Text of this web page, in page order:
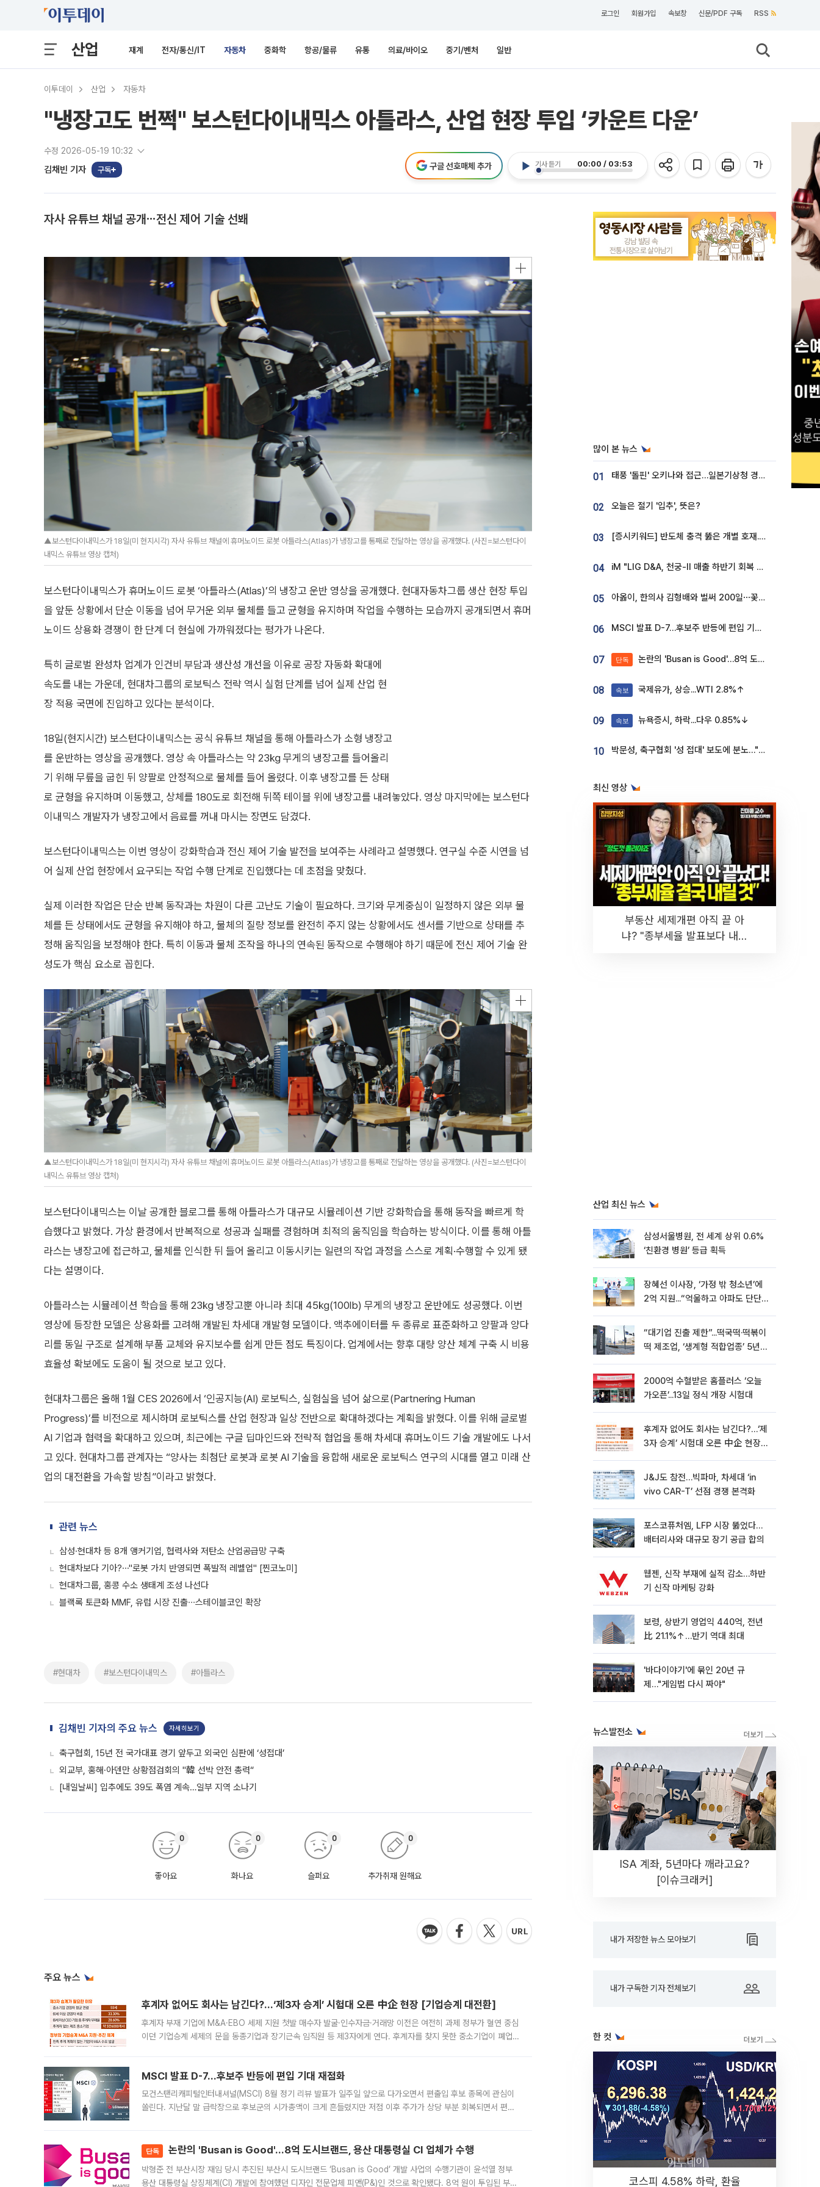
로그인 회원가입 속보창 신문/PDF 구독 RSS
산업 재계 전자/통신/IT 자동차 중화학 항공/물류 유통 의료/바이오 중기/벤처 일반
이투데이 산업 자동차
"냉장고도 번쩍" 보스턴다이내믹스 아틀라스, 산업 현장 투입 ‘카운트 다운’
수정 2026-05-19 10:32
김채빈 기자 구독
기사 듣기 00:00 / 03:53
구글 선호매체 추가
자사 유튜브 채널 공개⋯전신 제어 기술 선봬
▲보스턴다이내믹스가 18일(미 현지시각) 자사 유튜브 채널에 휴머노이드 로봇 아틀라스(Atlas)가 냉장고를 통째로 전달하는 영상을 공개했다. (사진=보스턴다이
내믹스 유튜브 영상 캡처)
보스턴다이내믹스가 휴머노이드 로봇 ‘아틀라스(Atlas)’의 냉장고 운반 영상을 공개했다. 현대자동차그룹 생산 현장 투입
을 앞둔 상황에서 단순 이동을 넘어 무거운 외부 물체를 들고 균형을 유지하며 작업을 수행하는 모습까지 공개되면서 휴머
노이드 상용화 경쟁이 한 단계 더 현실에 가까워졌다는 평가가 나온다.
특히 글로벌 완성차 업계가 인건비 부담과 생산성 개선을 이유로 공장 자동화 확대에
속도를 내는 가운데, 현대차그룹의 로보틱스 전략 역시 실험 단계를 넘어 실제 산업 현
장 적용 국면에 진입하고 있다는 분석이다.
18일(현지시간) 보스턴다이내믹스는 공식 유튜브 채널을 통해 아틀라스가 소형 냉장고
를 운반하는 영상을 공개했다. 영상 속 아틀라스는 약 23㎏ 무게의 냉장고를 들어올리
기 위해 무릎을 굽힌 뒤 양팔로 안정적으로 물체를 들어 올렸다. 이후 냉장고를 든 상태
로 균형을 유지하며 이동했고, 상체를 180도로 회전해 뒤쪽 테이블 위에 냉장고를 내려놓았다. 영상 마지막에는 보스턴다
이내믹스 개발자가 냉장고에서 음료를 꺼내 마시는 장면도 담겼다.
보스턴다이내믹스는 이번 영상이 강화학습과 전신 제어 기술 발전을 보여주는 사례라고 설명했다. 연구실 수준 시연을 넘
어 실제 산업 현장에서 요구되는 작업 수행 단계로 진입했다는 데 초점을 맞췄다.
실제 이러한 작업은 단순 반복 동작과는 차원이 다른 고난도 기술이 필요하다. 크기와 무게중심이 일정하지 않은 외부 물
체를 든 상태에서도 균형을 유지해야 하고, 물체의 질량 정보를 완전히 주지 않는 상황에서도 센서를 기반으로 상태를 추
정해 움직임을 보정해야 한다. 특히 이동과 물체 조작을 하나의 연속된 동작으로 수행해야 하기 때문에 전신 제어 기술 완
성도가 핵심 요소로 꼽힌다.
▲보스턴다이내믹스가 18일(미 현지시각) 자사 유튜브 채널에 휴머노이드 로봇 아틀라스(Atlas)가 냉장고를 통째로 전달하는 영상을 공개했다. (사진=보스턴다이
내믹스 유튜브 영상 캡처)
보스턴다이내믹스는 이날 공개한 블로그를 통해 아틀라스가 대규모 시뮬레이션 기반 강화학습을 통해 동작을 빠르게 학
습했다고 밝혔다. 가상 환경에서 반복적으로 성공과 실패를 경험하며 최적의 움직임을 학습하는 방식이다. 이를 통해 아틀
라스는 냉장고에 접근하고, 물체를 인식한 뒤 들어 올리고 이동시키는 일련의 작업 과정을 스스로 계획·수행할 수 있게 됐
다는 설명이다.
아틀라스는 시뮬레이션 학습을 통해 23㎏ 냉장고뿐 아니라 최대 45㎏(100lb) 무게의 냉장고 운반에도 성공했다. 이번
영상에 등장한 모델은 상용화를 고려해 개발된 차세대 개발형 모델이다. 액추에이터를 두 종류로 표준화하고 양팔과 양다
리를 동일 구조로 설계해 부품 교체와 유지보수를 쉽게 만든 점도 특징이다. 업계에서는 향후 대량 양산 체계 구축 시 비용
효율성 확보에도 도움이 될 것으로 보고 있다.
현대차그룹은 올해 1월 CES 2026에서 ‘인공지능(AI) 로보틱스, 실험실을 넘어 삶으로(Partnering Human
Progress)’를 비전으로 제시하며 로보틱스를 산업 현장과 일상 전반으로 확대하겠다는 계획을 밝혔다. 이를 위해 글로벌
AI 기업과 협력을 확대하고 있으며, 최근에는 구글 딥마인드와 전략적 협업을 통해 차세대 휴머노이드 기술 개발에도 나서
고 있다. 현대차그룹 관계자는 “양사는 최첨단 로봇과 로봇 AI 기술을 융합해 새로운 로보틱스 연구의 시대를 열고 미래 산
업의 대전환을 가속할 방침”이라고 밝혔다.
관련 뉴스
삼성·현대차 등 8개 앵커기업, 협력사와 저탄소 산업공급망 구축
현대차보다 기아?⋯"로봇 가치 반영되면 폭발적 레벨업" [찐코노미]
현대차그룹, 홍콩 수소 생태계 조성 나선다
블랙록 토큰화 MMF, 유럽 시장 진출∙∙∙스테이블코인 확장
#현대차 #보스턴다이내믹스 #아틀라스
김채빈 기자의 주요 뉴스 자세히보기
축구협회, 15년 전 국가대표 경기 앞두고 외국인 심판에 ‘성접대’
외교부, 홍해·아덴만 상황점검회의 "韓 선박 안전 총력“
[내일날씨] 입추에도 39도 폭염 계속…일부 지역 소나기
좋아요
0
화나요
0
슬퍼요
0
추가취재 원해요
0
주요 뉴스
후계자 없어도 회사는 남긴다?…‘제3자 승계’ 시험대 오른 中企 현장 [기업승계 대전환]
후계자 부재 기업에 M&A·EBO 세제 지원 첫발 매수자 발굴·인수자금·거래망 이전은 여전히 과제 정부가 혈연 중심
이던 기업승계 세제의 문을 동종기업과 장기근속 임직원 등 제3자에게 연다. 후계자를 찾지 못한 중소기업이 폐업
MSCI 발표 D-7…후보주 반등에 편입 기대 재점화
모건스탠리캐피털인터내셔널(MSCI) 8월 정기 리뷰 발표가 일주일 앞으로 다가오면서 편출입 후보 종목에 관심이
쏠린다. 지난달 말 급락장으로 후보군의 시가총액이 크게 흔들렸지만 저점 이후 주가가 상당 부분 회복되면서 편입
단독 논란의 'Busan is Good'…8억 도시브랜드, 용산 대통령실 CI 업체가 수행
박형준 전 부산시장 재임 당시 추진된 부산시 도시브랜드 ‘Busan is Good’ 개발 사업의 수행기관이 윤석열 정부
용산 대통령실 상징체계(CI) 개발에 참여했던 디자인 전문업체 피앤(P&)인 것으로 확인됐다. 8억 원이 투입된 부산
많이 본 뉴스
01 태풍 '돌핀' 오키나와 접근…일본기상청 경로 업데이트
02 오늘은 절기 '입추', 뜻은?
03 [증시키워드] 반도체 충격 뚫은 개별 호재...포스코퓨처엠·에코프로·한화솔루션 '눈길'
04 iM "LIG D&A, 천궁-II 매출 하반기 회복 전망…방산 톱픽 유지"
05 아옳이, 한의사 김형배와 벌써 200일⋯꽃다발 들고 "프러포즈 아냐"
06 MSCI 발표 D-7…후보주 반등에 편입 기대 재점화
07 단독 논란의 'Busan is Good'…8억 도시브랜드, 용산 대통령실 CI 업체가 수행
08 속보 국제유가, 상승...WTI 2.8%↑
09 속보 뉴욕증시, 하락...다우 0.85%↓
10 박문성, 축구협회 '성 접대' 보도에 분노…"다 말아먹으려고 작정했나"
최신 영상
부동산 세제개편 아직 끝 아
냐? "종부세율 발표보다 내릴
산업 최신 뉴스
삼성서울병원, 전 세계 상위 0.6%
‘친환경 병원’ 등급 획득
장혜선 이사장, ‘가정 밖 청소년’에
2억 지원...“억울하고 아파도 단단해
“대기업 진출 제한”...떡국떡·떡볶이
떡 제조업, ‘생계형 적합업종’ 5년
2000억 수혈받은 홈플러스 ‘오늘
가오픈’...13일 정식 개장 시험대
후계자 없어도 회사는 남긴다?…‘제
3자 승계’ 시험대 오른 中企 현장
J&J도 참전…빅파마, 차세대 ‘in
vivo CAR-T’ 선점 경쟁 본격화
포스코퓨처엠, LFP 시장 뚫었다…
배터리사와 대규모 장기 공급 합의
웹젠, 신작 부재에 실적 감소…하반
기 신작 마케팅 강화
보령, 상반기 영업익 440억, 전년
比 21.1%↑…반기 역대 최대
'바다이야기'에 묶인 20년 규
제…"게임법 다시 짜야"
뉴스발전소
ISA 계좌, 5년마다 깨라고요?
[이슈크래커]
내가 저장한 뉴스 모아보기
내가 구독한 기자 전체보기
한 컷
코스피 4.58% 하락, 환율